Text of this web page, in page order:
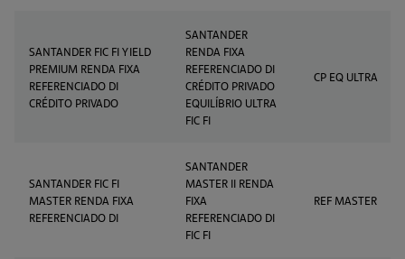
SANTANDER FIC FI YIELD
PREMIUM RENDA FIXA
REFERENCIADO DI
CRÉDITO PRIVADO
SANTANDER
RENDA FIXA
REFERENCIADO DI
CRÉDITO PRIVADO
EQUILÍBRIO ULTRA
FIC FI
CP EQ ULTRA
SANTANDER FIC FI
MASTER RENDA FIXA
REFERENCIADO DI
SANTANDER
MASTER II RENDA
FIXA
REFERENCIADO DI
FIC FI
REF MASTER